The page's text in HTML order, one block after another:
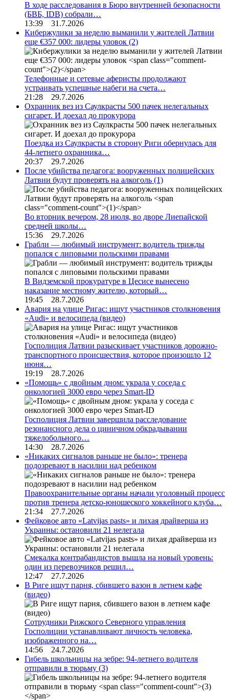
В ходе расследования в Бюро внутренней безопасности
(БВБ, IDB) собрали…
13:39 31.7.2026
Кибержулики за неделю выманили у жителей Латвии
еще €357 000: лидеры уловок (2)
Телефонные и сетевые аферисты продолжают
устраивать успешные набеги на счета…
21:28 29.7.2026
Охранник вез из Саулкрасты 500 пачек нелегальных
сигарет. И доехал до прокурора
Поездка из Саулкрасты в сторону Риги обернулась для
44-летнего охранника…
20:37 29.7.2026
После убийства педагога: вооруженных полицейских
Латвии будут проверять на алкоголь (1)
Во вторник вечером, 28 июля, во дворе Лиепайской
средней школы…
15:36 29.7.2026
Грабли — любимый инструмент: водитель трижды
попался с липовыми польскими правами
В Видземской прокуратуре в Цесисе вынесено
наказание местному жителю, который…
19:45 28.7.2026
Авария на улице Ригас: ищут участников столкновения
«Audi» и велосипеда (видео)
Госполиция Латвии разыскивает участников дорожно-
транспортного происшествия, которое произошло 12
июня…
19:19 28.7.2026
«Помощь» с двойным дном: украла у соседа с
онкологией 3000 евро через Smart-ID
Госполиция Латвии завершила расследование
резонансного дела о циничном обкрадывании
тяжелобольного…
14:30 28.7.2026
«Никаких сигналов раньше не было»: тренера
подозревают в насилии над ребенком
Правоохранительные органы начали уголовный процесс
против тренера детско-юношеского хоккейного клуба…
21:34 27.7.2026
Фейковое авто «Latvijas pasts» и лихая драйверша из
Украины: остановили 21 нелегала
Смекалка контрабандистов вышла на новый уровень:
один из перевозчиков решил…
12:47 27.7.2026
В Риге ищут парня, сбившего вазон в летнем кафе
(видео)
Сотрудники Рижского Северного управления
Госполиции устанавливают личность человека,
изображенного на…
14:56 24.7.2026
Гибель школьницы на зебре: 94-летнего водителя
отправили в тюрьму (3)